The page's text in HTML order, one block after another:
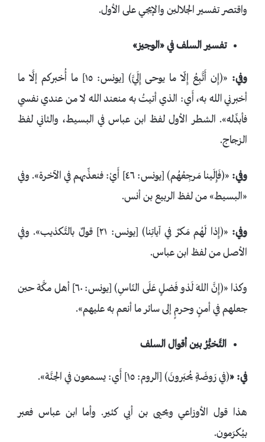
واقتصر تفسير الجلالين والإيجي على الأول.
تفسير السلف في«الوجيز»
وفي:
«﴿إِن أَتَّبِعُ إِلّا ما يوحى إِلَيَّ﴾ [يونس: ١٥] ما ‌أُخبركم ‌إلَّا ‌ما
‌أخبرني ‌الله ‌به، أَي: الذي أتيتُ به منعند الله لا من عندي نفسي
فأبدِّله». الشطر الأول لفظ ابن عباس في البسيط، والثاني لفظ
الزجاج.
وفي:
«﴿فَإِلَينا مَرجِعُهُم﴾ [يونس: ٤٦] أَيْ: فنعذِّبهم في الآخرة». وفي
«البسيط» من لفظ الربيع بن أنس.
وفي:
«﴿إِذا لَهُم مَكرٌ في آياتِنا﴾ [يونس: ٢١] قولٌ بالتَّكذيب». وفي
الأصل من لفظ ابن عباس.
وكذا «﴿إِنَّ اللهَ لَذو فَضلٍ عَلَى النّاسِ﴾ [يونس: ٦٠] أهل مكَّة حين
جعلهم في أمنٍ وحرمٍ إلى سائر ما أنعم به عليهم».
التَّخيُّرُ بين أقوال السلف
في: «﴿في رَوضَةٍ يُحبَرونَ﴾ [الروم: ١٥] أَي: يسمعون في الجنَّة».
هذا قول الأوزاعي ويحيى بن أبي كثير. وأما ابن عباس فعبر
بيُكرَمون.